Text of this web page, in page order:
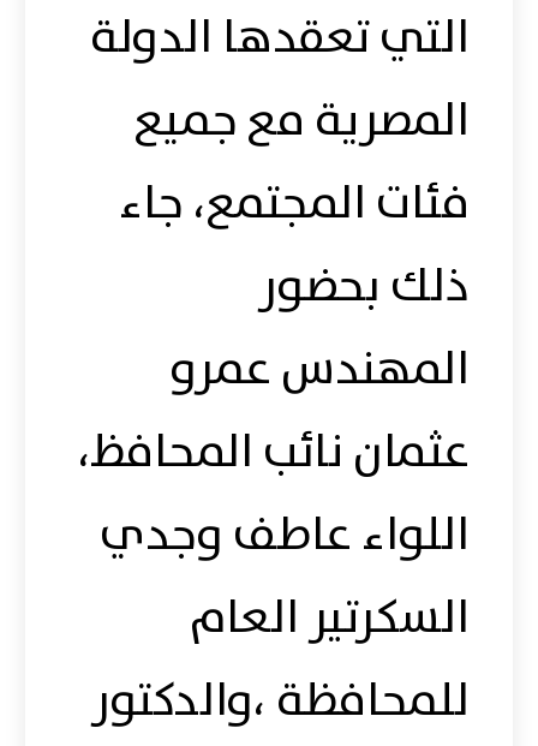
التي تعقدها الدولة
المصرية مع جميع
فئات المجتمع، جاء
ذلك بحضور
المهندس عمرو
عثمان نائب المحافظ،
اللواء عاطف وجدي
السكرتير العام
للمحافظة ،والدكتور